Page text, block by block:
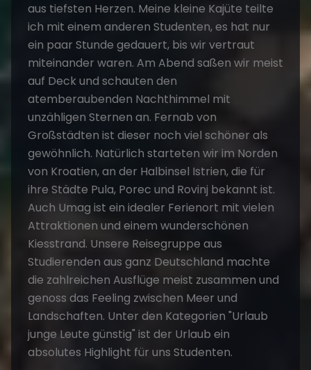
aus tiefsten Herzen. Meine kleine Kajüte teilte
ich mit einem anderen Studenten, es hat nur
ein paar Stunde gedauert, bis wir vertraut
miteinander waren. Am Abend saßen wir meist
auf Deck und schauten den
atemberaubenden Nachthimmel mit
unzähligen Sternen an. Fernab von
Großstädten ist dieser noch viel schöner als
gewöhnlich. Natürlich starteten wir im Norden
von Kroatien, an der Halbinsel Istrien, die für
ihre Städte Pula, Porec und Rovinj bekannt ist.
Auch Umag ist ein idealer Ferienort mit vielen
Attraktionen und einem wunderschönen
Kiesstrand. Unsere Reisegruppe aus
Studierenden aus ganz Deutschland machte
die zahlreichen Ausflüge meist zusammen und
genoss das Feeling zwischen Meer und
Landschaften. Unter den Kategorien "Urlaub
junge Leute günstig" ist der Urlaub ein
absolutes Highlight für uns Studenten.